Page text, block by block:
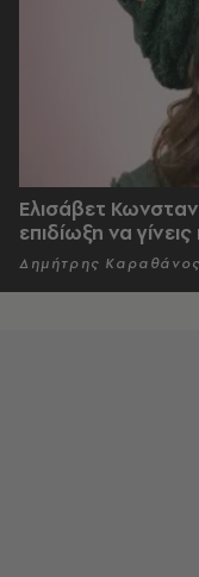
Ελισάβετ
επιδίωξη να
Δημήτρης Καραθάνος